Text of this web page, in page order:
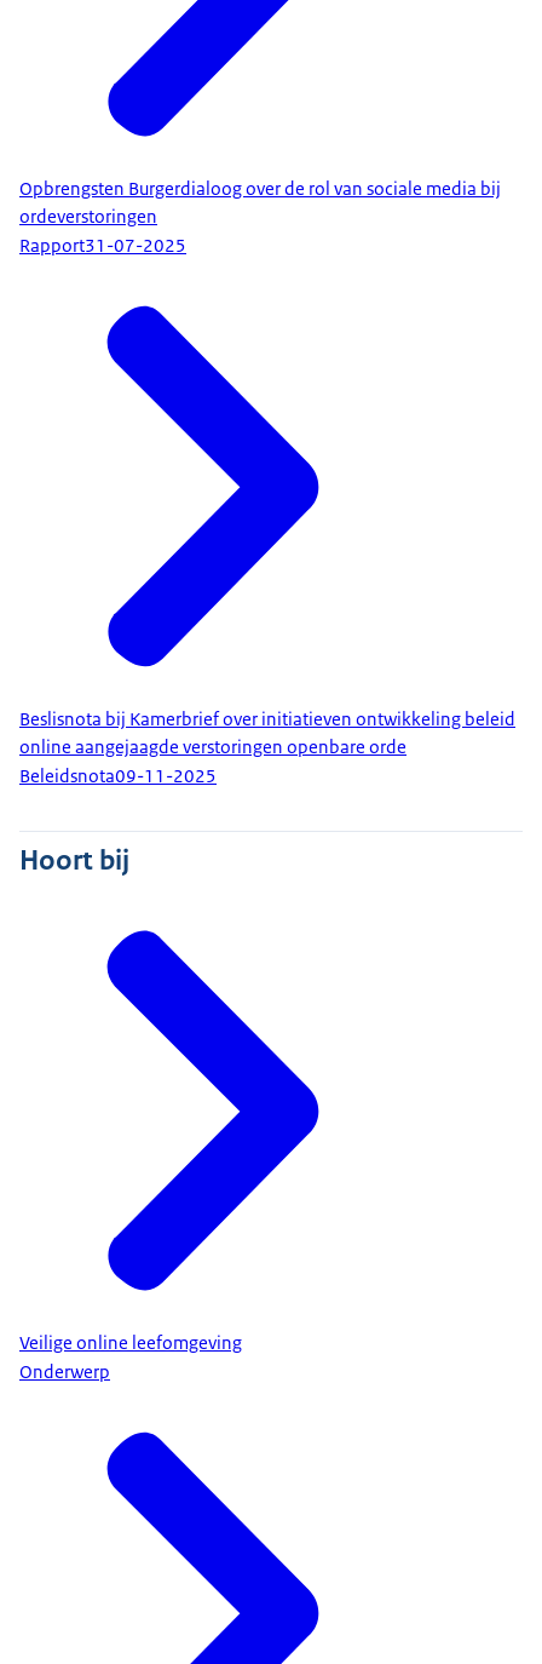
Opbrengsten Burgerdialoog over de rol van sociale media bij
ordeverstoringen
Rapport31-07-2025
Beslisnota bij Kamerbrief over initiatieven ontwikkeling beleid
online aangejaagde verstoringen openbare orde
Beleidsnota09-11-2025
Hoort bij
Veilige online leefomgeving
Onderwerp